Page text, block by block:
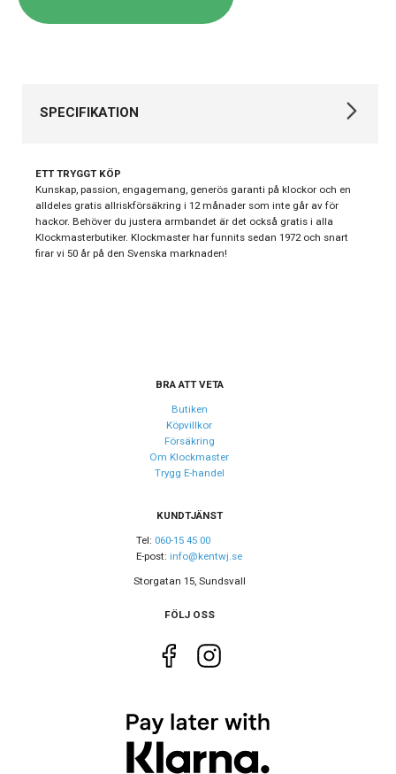
SPECIFIKATION
Kollektion
HydroConquest
Stil
Dykarklockor
Typ av
Herrklocka
Grön
Rund
Silver
Grön
Gravyr
Rostfritt stål
Silver
ETT TRYGGT KÖP
Kunskap, passion, engagemang, generös garanti på klockor och en
alldeles gratis allriskförsäkring i 12 månader som inte går av för
hackor. Behöver du justera armbandet är det också gratis i alla
Klockmasterbutiker. Klockmaster har funnits sedan 1972 och snart
firar vi 50 år på den Svenska marknaden!
BRA ATT VETA
Butiken
Köpvillkor
Försäkring
Om Klockmaster
Trygg E-handel
KUNDTJÄNST
Tel: 060-15 45 00
E-post: info@kentwj.se
Storgatan 15, Sundsvall
FÖLJ OSS